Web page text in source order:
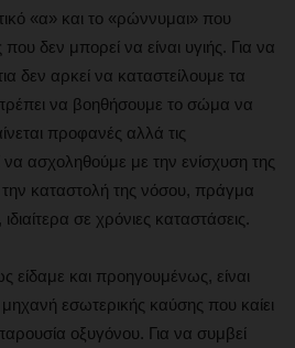
«α» και το «ρώννυμαι» που
που δεν μπορεί να είναι υγιής. Για να
δεν αρκεί να καταστείλουμε τα
να βοηθήσουμε το σώμα να
προφανές αλλά τις
να ασχοληθούμε με την ενίσχυση της
καταστολή της νόσου, πράγμα
σε χρόνιες καταστάσεις.
και προηγουμένως, είναι
εσωτερικής καύσης που καίει
οξυγόνου. Για να συμβεί